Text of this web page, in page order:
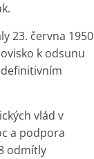
23. června 1950
k odsunu
definitivním
vlád v
a podpora
odmítly